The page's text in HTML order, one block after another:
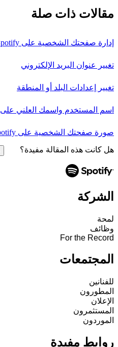
مقالات ذات صلة
إدارة صفحتك الشخصية على Spotify وتخصيصها
تغيير عنوان البريد الإلكتروني
تغيير إعدادات البلد أو المنطقة
اسم المستخدم واسمك العلني على Spotify
صورة صفحتك الشخصية على Spotify
هل كانت هذه المقالة مفيدة؟
الشركة
لمحة
وظائف
For the Record
المجتمعات
للفنانين
المطورون
الإعلان
المستثمرون
الموردون
روابط مفيدة